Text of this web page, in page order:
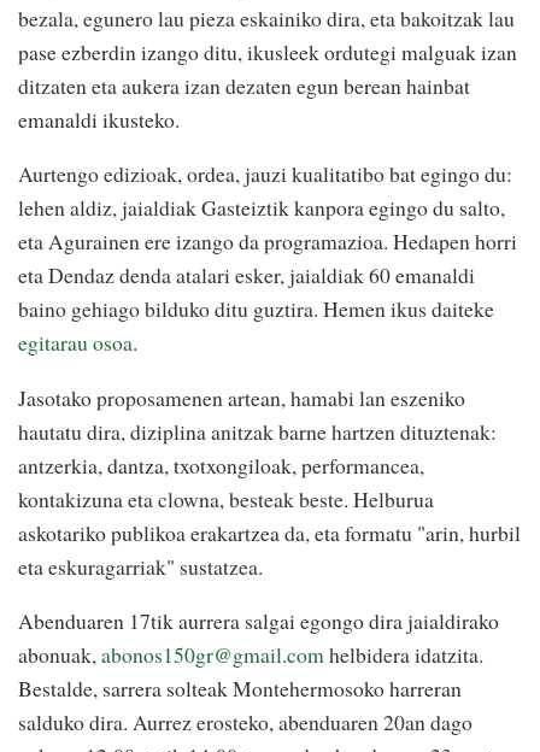
bezala, egunero lau pieza eskainiko dira, eta bakoitzak lau
pase ezberdin izango ditu, ikusleek ordutegi malguak izan
ditzaten eta aukera izan dezaten egun berean hainbat
emanaldi ikusteko.
Aurtengo edizioak, ordea, jauzi kualitatibo bat egingo du:
lehen aldiz, jaialdiak Gasteiztik kanpora egingo du salto,
eta Agurainen ere izango da programazioa. Hedapen horri
eta Dendaz denda atalari esker, jaialdiak 60 emanaldi
baino gehiago bilduko ditu guztira. Hemen ikus daiteke
egitarau osoa.
Jasotako proposamenen artean, hamabi lan eszeniko
hautatu dira, diziplina anitzak barne hartzen dituztenak:
antzerkia, dantza, txotxongiloak, performancea,
kontakizuna eta clowna, besteak beste. Helburua
askotariko publikoa erakartzea da, eta formatu "arin, hurbil
eta eskuragarriak" sustatzea.
Abenduaren 17tik aurrera salgai egongo dira jaialdirako
abonuak,abonos150gr@gmail.comhelbidera idatzita.
Bestalde, sarrera solteak Montehermosoko harreran
salduko dira. Aurrez erosteko, abenduaren 20an dago